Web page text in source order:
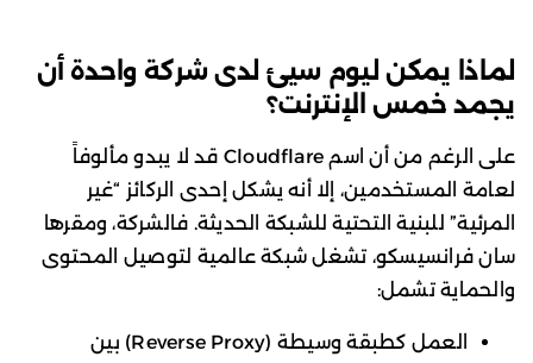
لماذا يمكن ليوم سيئ لدى شركة واحدة أن
يجمد خمس الإنترنت؟
على الرغم من أن اسم Cloudflare قد لا يبدو مألوفاً
لعامة المستخدمين، إلا أنه يشكل إحدى الركائز “غير
المرئية” للبنية التحتية للشبكة الحديثة. فالشركة، ومقرها
سان فرانسيسكو، تشغل شبكة عالمية لتوصيل المحتوى
والحماية تشمل:
العمل كطبقة وسيطة (Reverse Proxy) بين